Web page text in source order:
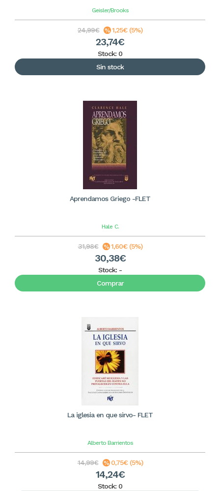
Geisler/Brooks
24,99€ 1,25€ (5%)
23,74€
Stock: 0
Sin stock
Aprendamos Griego -FLET
Hale C.
31,98€ 1,60€ (5%)
30,38€
Stock: -
Comprar
La iglesia en que sirvo- FLET
Alberto Barrientos
14,99€ 0,75€ (5%)
14,24€
Stock: 0